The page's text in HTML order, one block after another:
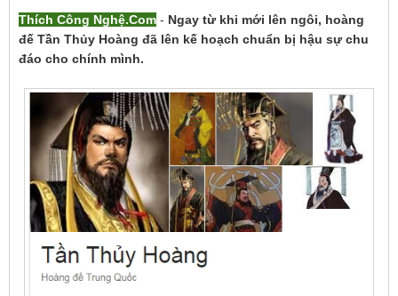
Thích Công Nghệ.Com - Ngay từ khi mới lên ngôi, hoàng
đế Tần Thủy Hoàng đã lên kế hoạch chuẩn bị hậu sự chu
đáo cho chính mình.